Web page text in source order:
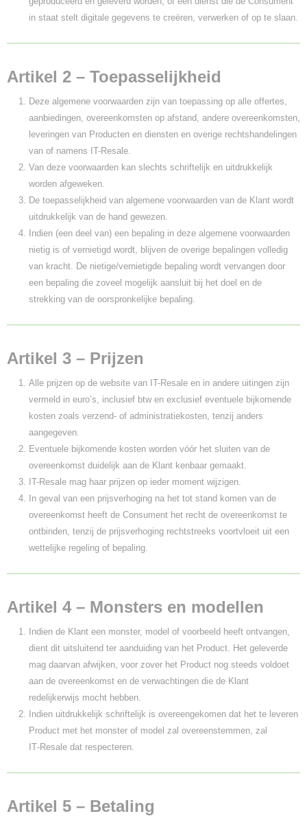
in staat stelt digitale gegevens te creëren, verwerken of op te slaan.
Artikel 2 – Toepasselijkheid
Deze algemene voorwaarden zijn van toepassing op alle offertes,
aanbiedingen, overeenkomsten op afstand, andere overeenkomsten,
leveringen van Producten en diensten en overige rechtshandelingen
van of namens IT-Resale.
Van deze voorwaarden kan slechts schriftelijk en uitdrukkelijk
worden afgeweken.
De toepasselijkheid van algemene voorwaarden van de Klant wordt
uitdrukkelijk van de hand gewezen.
Indien (een deel van) een bepaling in deze algemene voorwaarden
nietig is of vernietigd wordt, blijven de overige bepalingen volledig
van kracht. De nietige/vernietigde bepaling wordt vervangen door
een bepaling die zoveel mogelijk aansluit bij het doel en de
strekking van de oorspronkelijke bepaling.
Artikel 3 – Prijzen
Alle prijzen op de website van IT-Resale en in andere uitingen zijn
vermeld in euro’s, inclusief btw en exclusief eventuele bijkomende
kosten zoals verzend- of administratiekosten, tenzij anders
aangegeven.
Eventuele bijkomende kosten worden vóór het sluiten van de
overeenkomst duidelijk aan de Klant kenbaar gemaakt.
IT-Resale mag haar prijzen op ieder moment wijzigen.
In geval van een prijsverhoging na het tot stand komen van de
overeenkomst heeft de Consument het recht de overeenkomst te
ontbinden, tenzij de prijsverhoging rechtstreeks voortvloeit uit een
wettelijke regeling of bepaling.
Artikel 4 – Monsters en modellen
Indien de Klant een monster, model of voorbeeld heeft ontvangen,
dient dit uitsluitend ter aanduiding van het Product. Het geleverde
mag daarvan afwijken, voor zover het Product nog steeds voldoet
aan de overeenkomst en de verwachtingen die de Klant
redelijkerwijs mocht hebben.
Indien uitdrukkelijk schriftelijk is overeengekomen dat het te leveren
Product met het monster of model zal overeenstemmen, zal
IT‑Resale dat respecteren.
Artikel 5 – Betaling